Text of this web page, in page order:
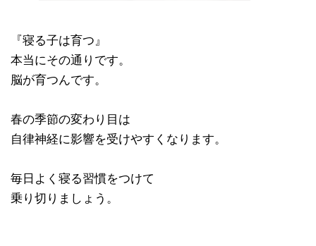
『寝る子は育つ』
本当にその通りです。
脳が育つんです。
春の季節の変わり目は
自律神経に影響を受けやすくなります。
毎日よく寝る習慣をつけて
乗り切りましょう。